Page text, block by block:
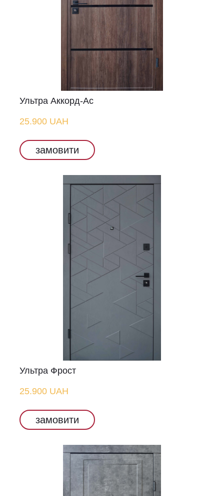
Ультра Аккорд-Ас
25.900 UAH
замовити
Ультра Фрост
25.900 UAH
замовити